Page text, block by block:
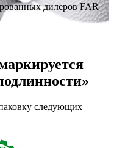
дилеров FAR
следующих